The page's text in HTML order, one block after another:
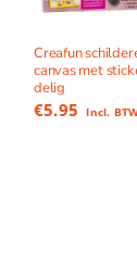
Creafun
canvas met
delig
€5.95 Incl.